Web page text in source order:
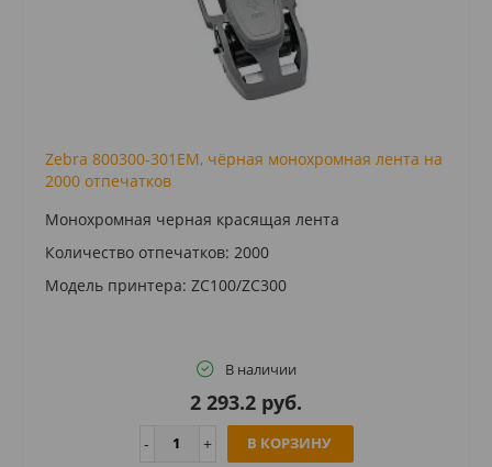
Zebra 800300-301EM, чёрная монохромная лента на
2000 отпечатков
Монохромная черная красящая лента
Количество отпечатков: 2000
Модель принтера: ZC100/ZC300
В наличии
2 293.2 руб.
В КОРЗИНУ